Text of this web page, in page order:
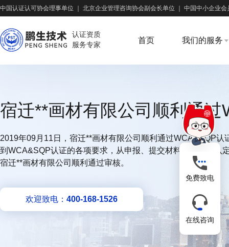
中国认证认可协会理事单位 北京企业管理咨询协会副会长单位 中国中小企业会
认证资质
服务专家
首页 我们的服务
宿迁**画材有限公司顺利通过
2019年09月11日，宿迁**画材有限公司顺利通过WCA&SQP
到WCA&SQP认证的各项要求，从申报、提交材料、审查、认
宿迁**画材有限公司顺利通过审核。
欢迎致电： 400-168-1526
免费致电
在线咨询